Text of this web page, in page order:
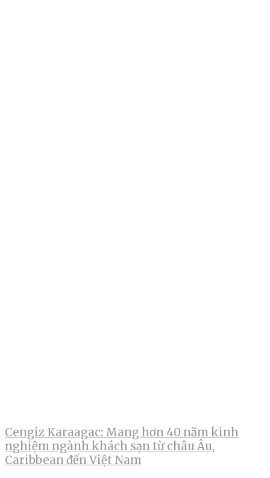
Cengiz Karaagac: Mang hơn 40 năm kinh
nghiệm ngành khách sạn từ châu Âu,
Caribbean đến Việt Nam